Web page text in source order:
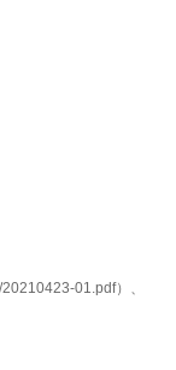
01.pdf）、